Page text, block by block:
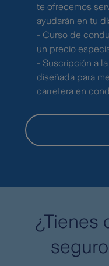
te ofrecemos
ayudarán en tu
- Curso de
un precio
- Suscripción a
diseñada para
carretera en
¿Tienes